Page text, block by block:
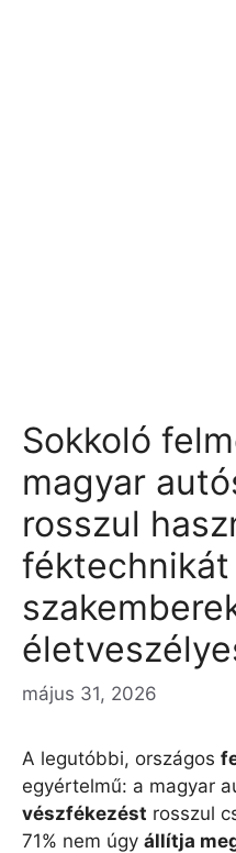
Sokkoló
magyar
rosszul
május 31, 2026
A legutóbbi, országos
egyértelmű: a magyar
vészfékezést rosszul
71% nem úgy állítja